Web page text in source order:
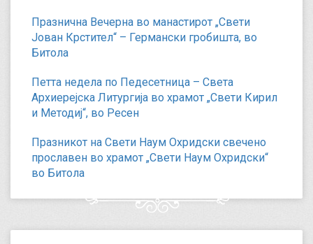
Празнична Вечерна во манастирот „Свети
Јован Крстител“ – Германски гробишта, во
Битола
Петта недела по Педесетница – Света
Архиерејска Литургија во храмот „Свети Кирил
и Методиј“, во Ресен
Празникот на Свети Наум Охридски свечено
прославен во храмот „Свети Наум Охридски“
во Битола